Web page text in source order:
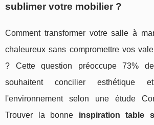
sublimer votre mobilier ?
Comment transformer votre salle à
chaleureux sans compromettre vos
? Cette question préoccupe 73%
souhaitent concilier esthétique
l'environnement selon une étude
Trouver la bonne inspiration table